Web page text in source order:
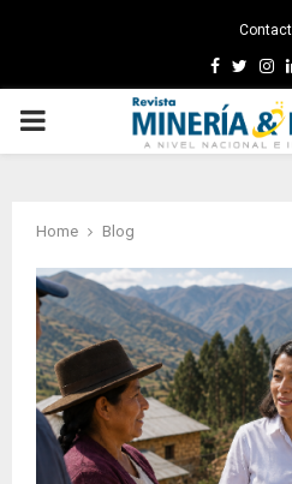
Facebook
PRIMARY
Home Blog